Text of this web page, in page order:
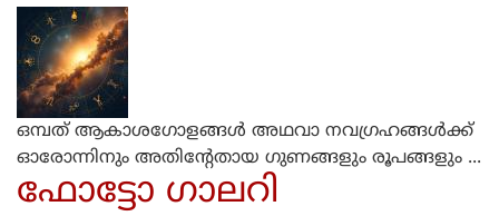
ഒമ്പത് ആകാശഗോളങ്ങള്‍ അഥവാ നവഗ്രഹങ്ങള്‍ക്ക്
ഓരോന്നിനും അതിന്റേതായ ഗുണങ്ങളും രൂപങ്ങളും ...
ഫോട്ടോ ഗാലറി